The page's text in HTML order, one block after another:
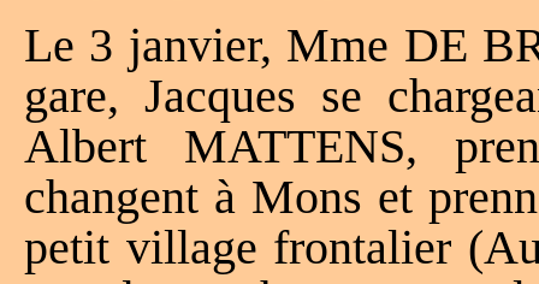
Le 3 janvier, Mme DE
gare, Jacques se
Albert MATTENS,
changent à Mons et
petit village frontalier